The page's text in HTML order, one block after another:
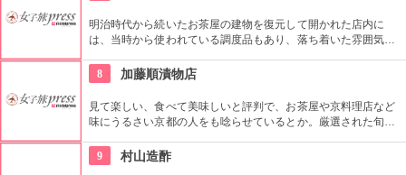
明治時代から続いたお茶屋の建物を復元して開かれた店内に
は、当時から使われている調度品もあり、落ち着いた雰囲気の
8
加藤順漬物店
見て楽しい、食べて美味しいと評判で、お茶屋や京料理店など
味にうるさい京都の人をも唸らせているとか。厳選された旬の
めてつくられた物だからこそ。基本的には店舗とネット販売の
みなので、ぜひ立ち寄りたいお店。
9 村山造酢